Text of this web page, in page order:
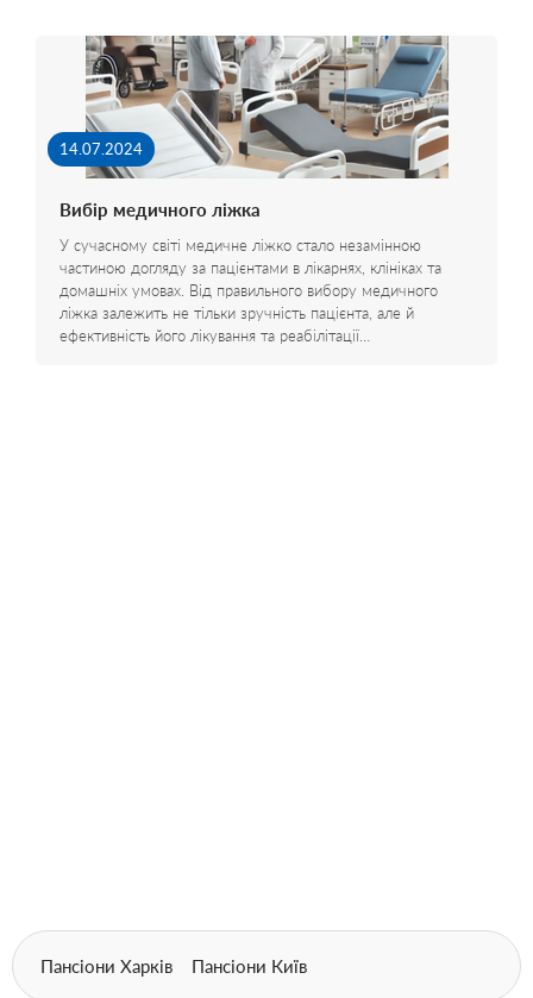
14.07.2024
Вибір медичного ліжка
У сучасному світі медичне ліжко стало незамінною
частиною догляду за пацієнтами в лікарнях, клініках та
домашніх умовах. Від правильного вибору медичного
ліжка залежить не тільки зручність пацієнта, але й
ефективність його лікування та реабілітації…
Пансіони Харків Пансіони Київ